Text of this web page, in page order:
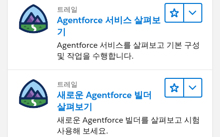
트레일
Agentforce 서비스 살펴보
기
Agentforce 서비스를 살펴보고 기본 구성
및 작업을 수행합니다.
트레일
새로운 Agentforce 빌더
살펴보기
새로운 Agentforce 빌더를 살펴보고 시험
사용해 보세요.